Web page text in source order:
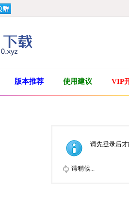
版本推荐 使用建议 VIP
请先登录后
请稍候...